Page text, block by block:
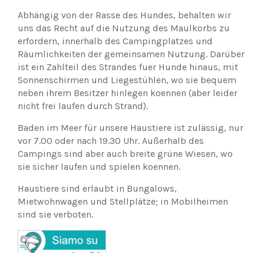
Abhängig von der Rasse des Hundes, behalten wir
uns das Recht auf die Nutzung des Maulkorbs zu
erfordern, innerhalb des Campingplatzes und
Räumlichkeiten der gemeinsamen Nutzung. Darüber
ist ein Zahlteil des Strandes fuer Hunde hinaus, mit
Sonnenschirmen und Liegestühlen, wo sie bequem
neben ihrem Besitzer hinlegen koennen (aber leider
nicht frei laufen durch Strand).
Baden im Meer für unsere Haustiere ist zulässig, nur
vor 7.00 oder nach 19.30 Uhr. Außerhalb des
Campings sind aber auch breite grüne Wiesen, wo
sie sicher laufen und spielen koennen.
Haustiere sind erlaubt in Bungalows,
Mietwohnwagen und Stellplätze; in Mobilheimen
sind sie verboten.